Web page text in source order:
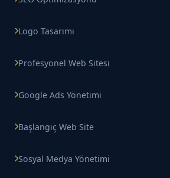
Logo Tasarımı
Profesyonel Web Sitesi
Google Ads Yönetimi
Başlangıç Web Site
Sosyal Medya Yönetimi